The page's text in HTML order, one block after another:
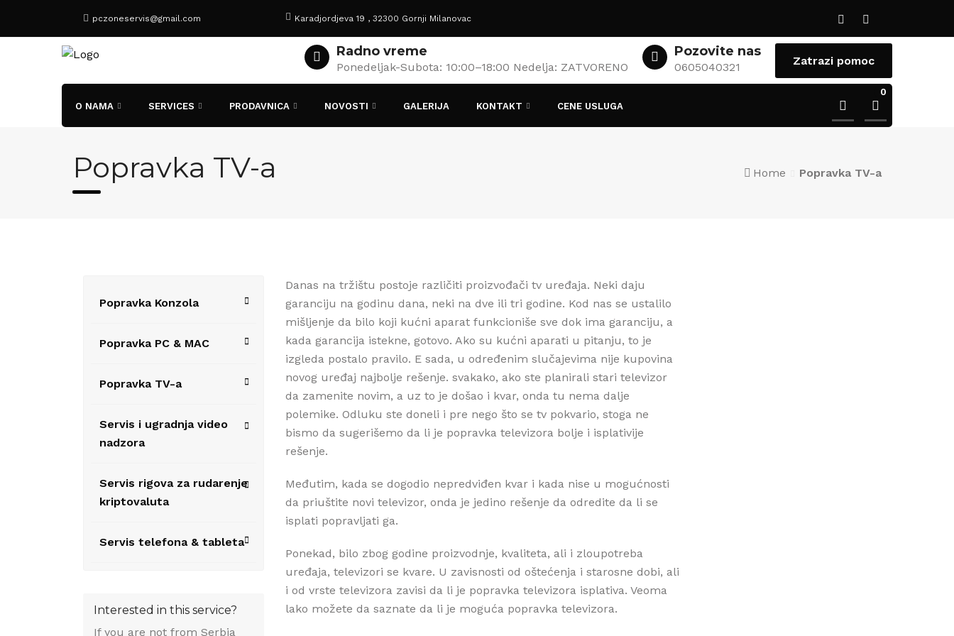
pczoneservis@gmail.com Karadjordjeva 19 , 32300 Gornji Milanovac
Radno vreme
Ponedeljak-Subota: 10:00–18:00 Nedelja: ZATVORENO
Pozovite nas
0605040321 Zatrazi pomoc
O NAMA SERVICES PRODAVNICA NOVOSTI GALERIJA KONTAKT CENE USLUGA
0
Popravka TV-a Home Popravka TV-a
Popravka Konzola
Popravka PC & MAC
Popravka TV-a
Servis i ugradnja video
nadzora
Servis rigova za rudarenje
kriptovaluta
Servis telefona & tableta
Interested in this service?
If you are not from Serbia
Danas na tržištu postoje različiti proizvođači tv uređaja. Neki daju
garanciju na godinu dana, neki na dve ili tri godine. Kod nas se ustalilo
mišljenje da bilo koji kućni aparat funkcioniše sve dok ima garanciju, a
kada garancija istekne, gotovo. Ako su kućni aparati u pitanju, to je
izgleda postalo pravilo. E sada, u određenim slučajevima nije kupovina
novog uređaj najbolje rešenje. svakako, ako ste planirali stari televizor
da zamenite novim, a uz to je došao i kvar, onda tu nema dalje
polemike. Odluku ste doneli i pre nego što se tv pokvario, stoga ne
bismo da sugerišemo da li je popravka televizora bolje i isplativije
rešenje.
Međutim, kada se dogodio nepredviđen kvar i kada nise u mogućnosti
da priuštite novi televizor, onda je jedino rešenje da odredite da li se
isplati popravljati ga.
Ponekad, bilo zbog godine proizvodnje, kvaliteta, ali i zloupotreba
uređaja, televizori se kvare. U zavisnosti od oštećenja i starosne dobi, ali
i od vrste televizora zavisi da li je popravka televizora isplativa. Veoma
lako možete da saznate da li je moguća popravka televizora.